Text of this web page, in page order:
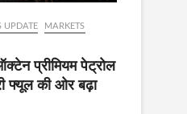
UPDATE
MARKETS
प्रीमियम पेट्रोल
फ्यूल की ओर बढ़ा